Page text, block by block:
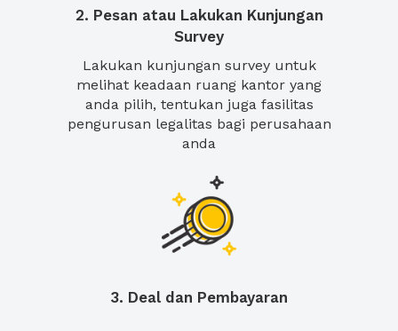
2. Pesan atau Lakukan Kunjungan
Survey
Lakukan kunjungan survey untuk
melihat keadaan ruang kantor yang
anda pilih, tentukan juga fasilitas
pengurusan legalitas bagi perusahaan
anda
3. Deal dan Pembayaran